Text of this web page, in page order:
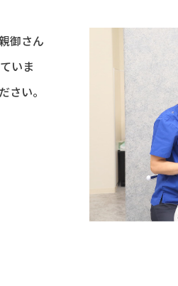
御さん
いま
さい。